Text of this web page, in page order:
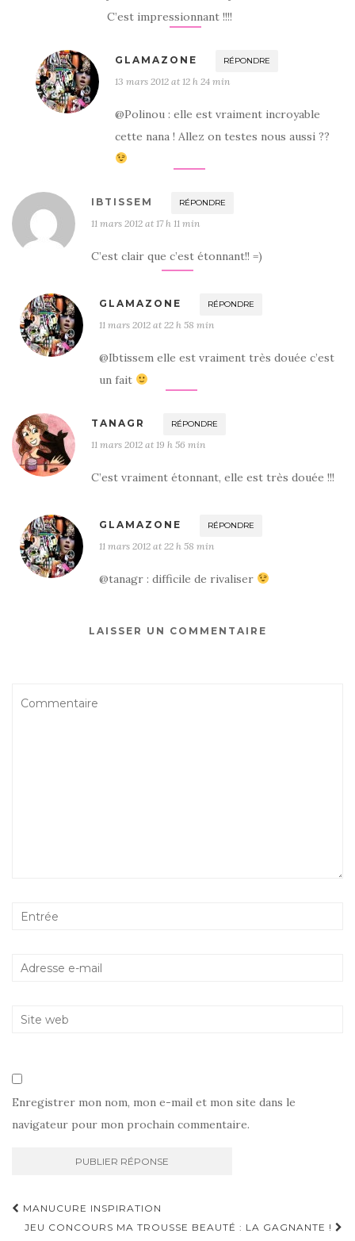
C’est impressionnant !!!!
GLAMAZONE RÉPONDRE
13 mars 2012 at 12 h 24 min
@Polinou : elle est vraiment incroyable
cette nana ! Allez on testes nous aussi ??
IBTISSEM RÉPONDRE
11 mars 2012 at 17 h 11 min
C’est clair que c’est étonnant!! =)
GLAMAZONE RÉPONDRE
11 mars 2012 at 22 h 58 min
@Ibtissem elle est vraiment très douée c’est
un fait
TANAGR RÉPONDRE
11 mars 2012 at 19 h 56 min
C’est vraiment étonnant, elle est très douée !!!
GLAMAZONE RÉPONDRE
11 mars 2012 at 22 h 58 min
@tanagr : difficile de rivaliser
LAISSER UN COMMENTAIRE
Enregistrer mon nom, mon e-mail et mon site dans le
navigateur pour mon prochain commentaire.
Navigation
d'article
MANUCURE INSPIRATION
JEU CONCOURS MA TROUSSE BEAUTÉ : LA GAGNANTE !